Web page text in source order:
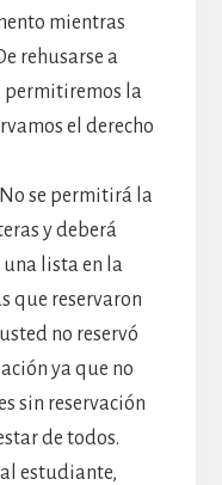
mientras
rehusarse a
la
el derecho
se permitirá la
y deberá
una lista en la
que reservaron
no reservó
ya que no
sin reservación
de todos.
estudiante,